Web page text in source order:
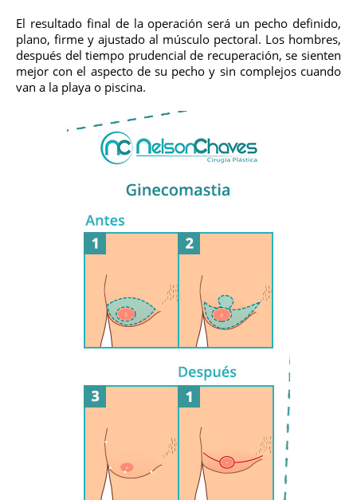
El resultado final de la operación será un pecho definido,
plano, firme y ajustado al músculo pectoral. Los hombres,
después del tiempo prudencial de recuperación, se sienten
mejor con el aspecto de su pecho y sin complejos cuando
van a la playa o piscina.